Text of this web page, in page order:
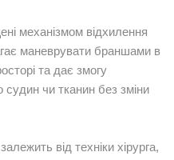
механізмом відхилення
маневрувати браншами в
та дає змогу
судин чи тканин без зміни
від техніки хірурга,